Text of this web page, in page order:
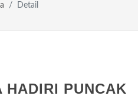
Detail
HADIRI PUNCAK